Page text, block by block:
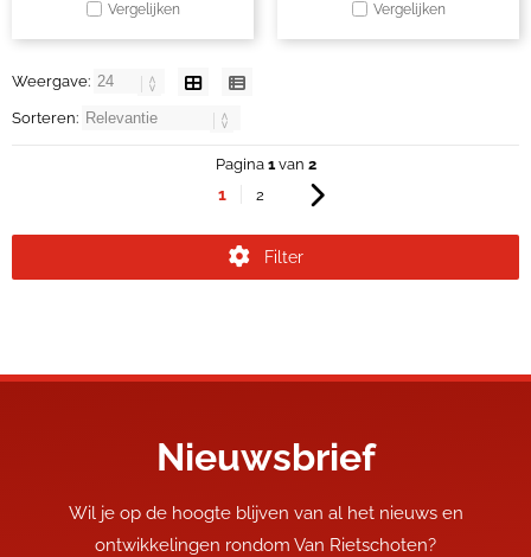
Vergelijken Vergelijken
Weergave:
Sorteren:
Pagina 1van 2
1 2
Filter
Nieuwsbrief
Wil je op de hoogte blijven van al het nieuws en
ontwikkelingen rondom Van Rietschoten?